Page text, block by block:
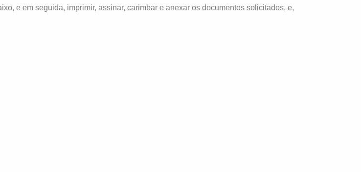
e em seguida, imprimir, assinar, carimbar e anexar os documentos solicitados, e,